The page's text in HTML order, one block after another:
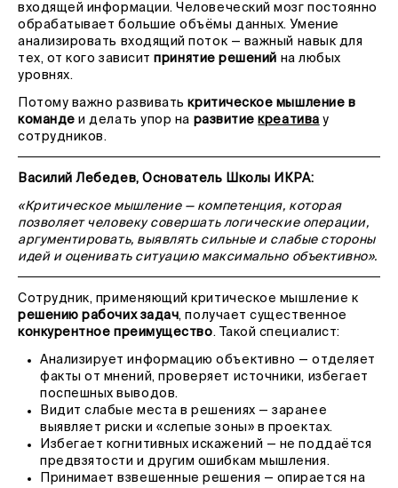
входящей информации. Человеческий мозг постоянно
обрабатывает большие объёмы данных. Умение
анализировать входящий поток — важный навык для
тех, от кого зависитпринятие решений на любых
уровнях.
Потому важно развиватькритическое мышление в
команде и делать упор на развитиекреатива у
сотрудников.
Василий Лебедев, Основатель Школы ИКРА:
«Критическое мышление — компетенция, которая
позволяет человеку совершать логические операции,
аргументировать, выявлять сильные и слабые стороны
идей и оценивать ситуацию максимально объективно».
Сотрудник, применяющий критическое мышление к
решению рабочих задач, получает существенное
конкурентное преимущество. Такой специалист:
Анализирует информацию объективно — отделяет
факты от мнений, проверяет источники, избегает
поспешных выводов.
Видит слабые места в решениях — заранее
выявляет риски и «слепые зоны» в проектах.
Избегает когнитивных искажений — не поддаётся
предвзятости и другим ошибкам мышления.
Принимает взвешенные решения — опирается на